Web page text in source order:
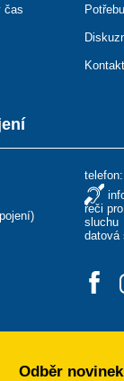
)
telefon:
řeči
sluchu
datová
čas
Odběr novinek